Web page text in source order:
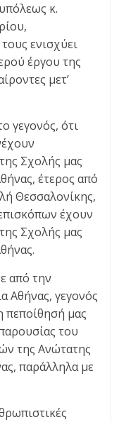
κ.
ενισχύει
έργου της
μετ’
γεγονός, ότι
Σχολής μας
έτερος από
Θεσσαλονίκης,
έχουν
Σχολής μας
από την
Αθήνας, γεγονός
πεποίθησή μας
του
της Ανώτατης
παράλληλα με